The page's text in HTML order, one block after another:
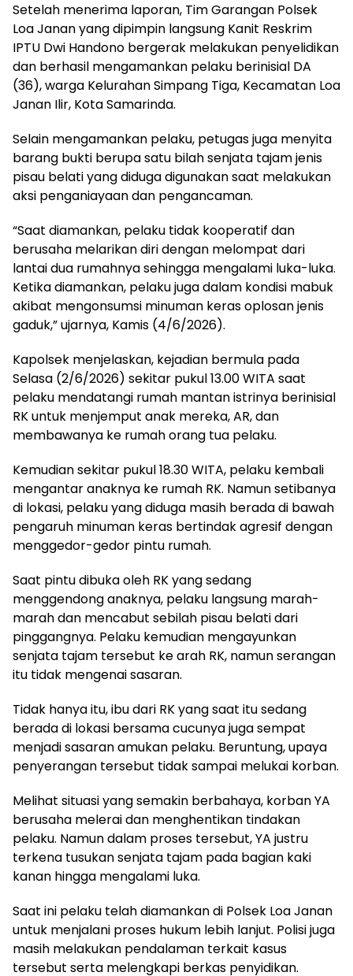
Setelah menerima laporan, Tim Garangan Polsek
Loa Janan yang dipimpin langsung Kanit Reskrim
IPTU Dwi Handono bergerak melakukan penyelidikan
dan berhasil mengamankan pelaku berinisial DA
(36), warga Kelurahan Simpang Tiga, Kecamatan Loa
Janan Ilir, Kota Samarinda.
Selain mengamankan pelaku, petugas juga menyita
barang bukti berupa satu bilah senjata tajam jenis
pisau belati yang diduga digunakan saat melakukan
aksi penganiayaan dan pengancaman.
“Saat diamankan, pelaku tidak kooperatif dan
berusaha melarikan diri dengan melompat dari
lantai dua rumahnya sehingga mengalami luka-luka.
Ketika diamankan, pelaku juga dalam kondisi mabuk
akibat mengonsumsi minuman keras oplosan jenis
gaduk,” ujarnya, Kamis (4/6/2026).
Kapolsek menjelaskan, kejadian bermula pada
Selasa (2/6/2026) sekitar pukul 13.00 WITA saat
pelaku mendatangi rumah mantan istrinya berinisial
RK untuk menjemput anak mereka, AR, dan
membawanya ke rumah orang tua pelaku.
Kemudian sekitar pukul 18.30 WITA, pelaku kembali
mengantar anaknya ke rumah RK. Namun setibanya
di lokasi, pelaku yang diduga masih berada di bawah
pengaruh minuman keras bertindak agresif dengan
menggedor-gedor pintu rumah.
Saat pintu dibuka oleh RK yang sedang
menggendong anaknya, pelaku langsung marah-
marah dan mencabut sebilah pisau belati dari
pinggangnya. Pelaku kemudian mengayunkan
senjata tajam tersebut ke arah RK, namun serangan
itu tidak mengenai sasaran.
Tidak hanya itu, ibu dari RK yang saat itu sedang
berada di lokasi bersama cucunya juga sempat
menjadi sasaran amukan pelaku. Beruntung, upaya
penyerangan tersebut tidak sampai melukai korban.
Melihat situasi yang semakin berbahaya, korban YA
berusaha melerai dan menghentikan tindakan
pelaku. Namun dalam proses tersebut, YA justru
terkena tusukan senjata tajam pada bagian kaki
kanan hingga mengalami luka.
Saat ini pelaku telah diamankan di Polsek Loa Janan
untuk menjalani proses hukum lebih lanjut. Polisi juga
masih melakukan pendalaman terkait kasus
tersebut serta melengkapi berkas penyidikan.